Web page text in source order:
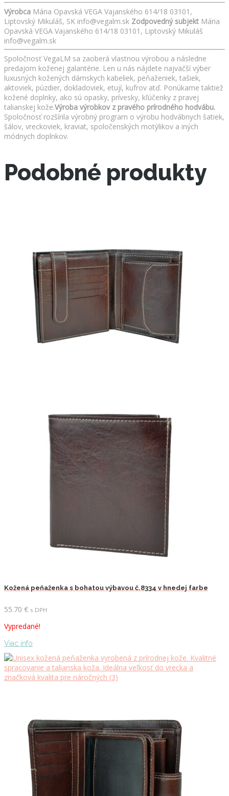
Výrobca Mária Opavská VEGA Vajanského 614/18 03101,
Liptovský Mikuláš, SK info@vegalm.sk Zodpovedný subjekt Mária
Opavská VEGA Vajanského 614/18 03101, Liptovský Mikuláš
info@vegalm.sk
Spoločnosť VegaLM sa zaoberá vlastnou výrobou a následne
predajom koženej galantérie. Len u nás nájdete najväčší výber
luxusných kožených dámskych kabeliek, peňaženiek, tašiek,
aktoviek, púzdier, dokladoviek, etují, kufrov atď. Ponúkame taktiež
kožené doplnky, ako sú opasky, prívesky, kľúčenky z pravej
talianskej kože.Výroba výrobkov z pravého prírodného hodvábu.
Spoločnosť rozšírila výrobný program o výrobu hodvábnych šatiek,
šálov, vreckoviek, kraviat, spoločenských motýlikov a iných
módnych doplnkov.
Podobné produkty
Kožená peňaženka s bohatou výbavou č.8334 v hnedej farbe
55.70 € s DPH
Vypredané!
Viac info